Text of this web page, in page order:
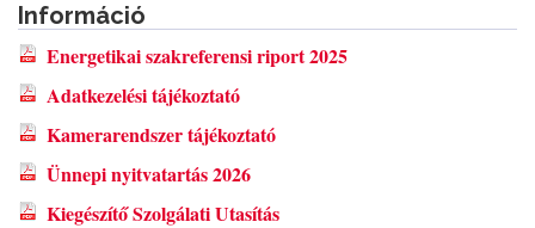
Információ
Energetikai szakreferensi riport 2025
Adatkezelési tájékoztató
Kamerarendszer tájékoztató
Ünnepi nyitvatartás 2026
Kiegészítő Szolgálati Utasítás